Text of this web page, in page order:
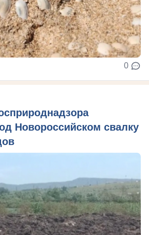
0
Новороссийском свалку